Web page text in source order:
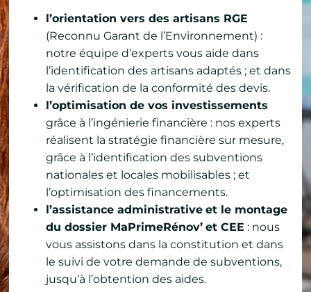
l’orientation vers des artisans RGE
(Reconnu Garant de l’Environnement) :
notre équipe d’experts vous aide dans
l’identification des artisans adaptés ; et dans
la vérification de la conformité des devis.
l’optimisation de vos investissements
grâce à l’ingénierie financière : nos experts
réalisent la stratégie financière sur mesure,
grâce à l’identification des subventions
nationales et locales mobilisables ; et
l’optimisation des financements.
l’assistance administrative et le montage
du dossier MaPrimeRénov’ et CEE : nous
vous assistons dans la constitution et dans
le suivi de votre demande de subventions,
jusqu’à l’obtention des aides.